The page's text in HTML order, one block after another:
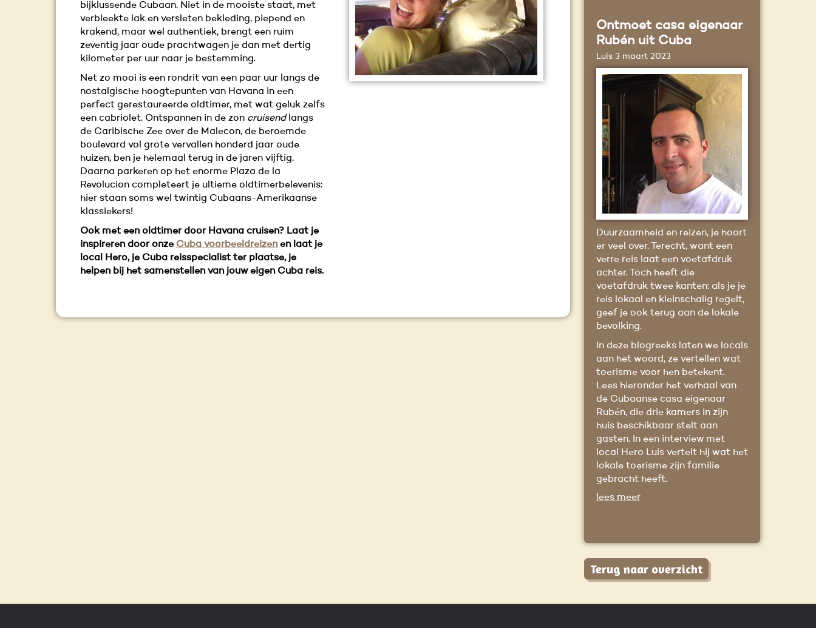
bijklussende Cubaan. Niet in de mooiste staat, met
verbleekte lak en versleten bekleding, piepend en
krakend, maar wel authentiek, brengt een ruim
zeventig jaar oude prachtwagen je dan met dertig
kilometer per uur naar je bestemming.
Net zo mooi is een rondrit van een paar uur langs de
nostalgische hoogtepunten van Havana in een
perfect gerestaureerde oldtimer, met wat geluk zelfs
een cabriolet. Ontspannen in de zon cruisendlangs
de Caribische Zee over de Malecon, de beroemde
boulevard vol grote vervallen honderd jaar oude
huizen, ben je helemaal terug in de jaren vijftig.
Daarna parkeren op het enorme Plaza de la
Revolucion completeert je ultieme oldtimerbelevenis:
hier staan soms wel twintig Cubaans-Amerikaanse
klassiekers!
Ook met een oldtimer door Havana cruisen? Laat je
inspireren door onze Cuba voorbeeldreizen en laat je
local Hero, je Cuba reisspecialist ter plaatse, je
helpen bij het samenstellen van jouw eigen Cuba reis.
Ontmoet casa eigenaar
Rubén uit Cuba
Luis 3 maart 2023
Duurzaamheid en reizen, je hoort
er veel over. Terecht, want een
verre reis laat een voetafdruk
achter. Toch heeft die
voetafdruk twee kanten: als je je
reis lokaal en kleinschalig regelt,
geef je ook terug aan de lokale
bevolking.
In deze blogreeks laten we locals
aan het woord, ze vertellen wat
toerisme voor hen betekent.
Lees hieronder het verhaal van
de Cubaanse casa eigenaar
Rubén, die drie kamers in zijn
huis beschikbaar stelt aan
gasten. In een interview met
local Hero Luis vertelt hij wat het
lokale toerisme zijn familie
gebracht heeft.
lees meer
Terug naar overzicht